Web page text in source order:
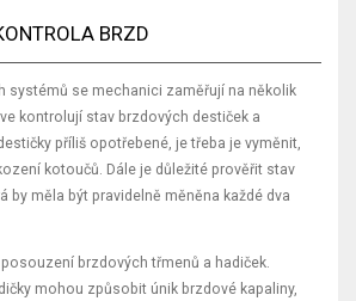
BRZD
systémů se mechanici zaměřují na několik
kontrolují stav brzdových destiček a
příliš opotřebené, je třeba je vyměnit,
kotoučů. Dále je důležité prověřit stav
by měla být pravidelně měněna každé dva
brzdových třmenů a hadiček.
mohou způsobit únik brzdové kapaliny,